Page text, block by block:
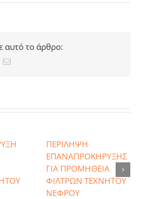
αυτό το άρθρο:
Email
ΠΕΡΙΛΗΨΗ
ΕΠΑΝΑΠΡΟΚΗΡΥΞΗΣ
ΓΙΑ ΠΡΟΜΗΘΕΙΑ
ΦΙΛΤΡΩΝ ΤΕΧΝΗΤΟΥ
ΝΕΦΡΟΥ